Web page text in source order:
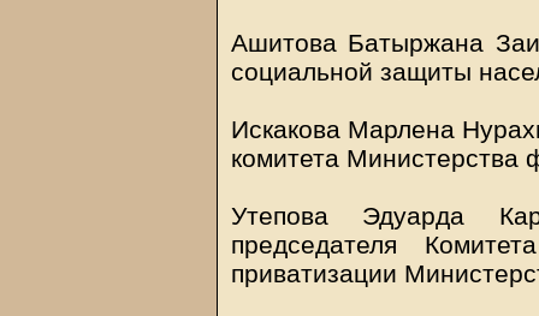
Ашитова Батыржана
социальной защиты
Искакова Марлена
комитета Министерства
Утепова Эдуарда
председателя
приватизации